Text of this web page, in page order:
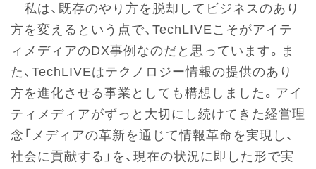
私は、既存のやり方を脱却してビジネスのあり
方を変えるという点で、TechLIVEこそがアイテ
ィメディアのDX事例なのだと思っています。ま
た、TechLIVEはテクノロジー情報の提供のあり
方を進化させる事業としても構想しました。アイ
ティメディアがずっと大切にし続けてきた経営理
念「メディアの革新を通じて情報革命を実現し、
社会に貢献する」を、現在の状況に即した形で実